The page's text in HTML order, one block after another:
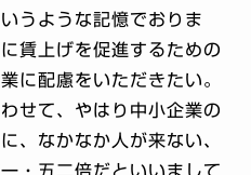
うような記憶でおりま
賃上げを促進するための
に配慮をいただきたい。
せて、やはり中小企業の
、なかなか人が来ない、
・五二倍だといいまして